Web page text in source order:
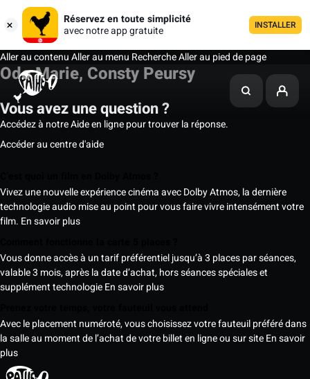
Réservez en toute simplicité
avec notre app gratuite
INSTALLER
Aller au contenuAller au menu RechercheAller au pied de page
Odo Marie, Consty Peursy
Vous avez une question ?
Accédez à notre Aide en ligne pour trouver la réponse.
Accéder au centre d'aide
Vivez une nouvelle expérience cinéma avec Dolby Atmos, la dernière
technologie audio mise au point pour vous faire vivre intensément votre
film. En savoir plus
Vous donne accès à un tarif préférentiel jusqu’à 3 places par séances,
valable 3 mois, après la date d’achat, hors séances spéciales et
supplément technologieEn savoir plus
Avec le placement numéroté, vous choisissez votre fauteuil préféré dans
la salle au moment de l’achat de votre billet en ligne ou sur siteEn savoir
plus